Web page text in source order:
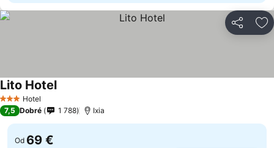
Zdieľať
3 Počet hviezdičiek
Hotel
Lito Hotel
7,5 Dobré 1 788 Ixia
Od 69 €